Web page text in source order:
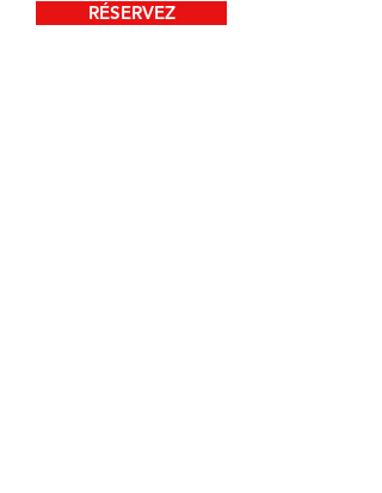
RÉSERVEZ